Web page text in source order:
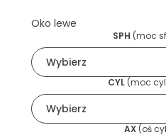
Oko lewe
SPH (moc
CYL(moc
AX (oś